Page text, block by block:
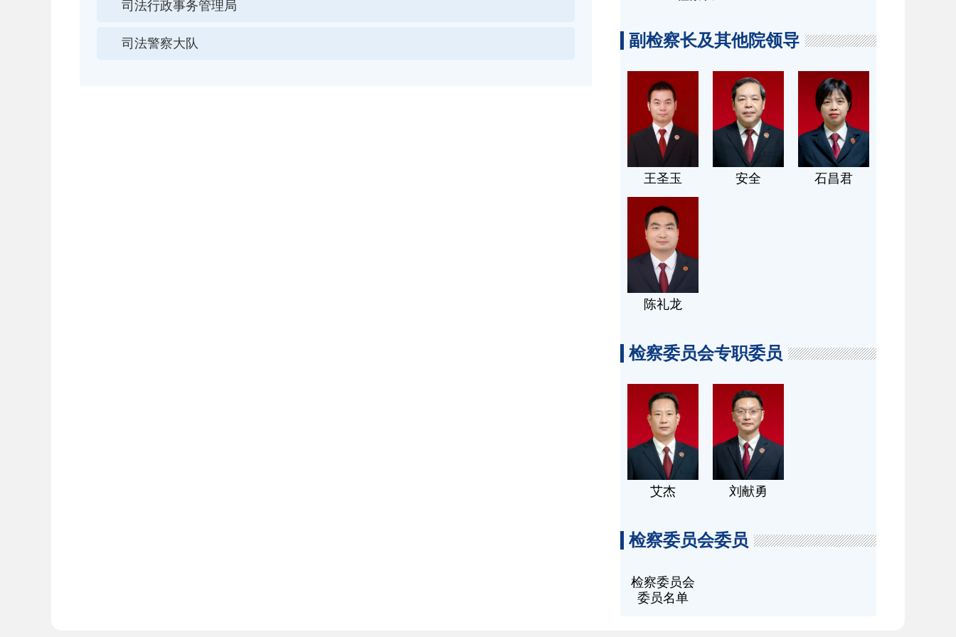
司法行政事务管理局
司法警察大队 副检察长及其他院领导
王圣玉 安全 石昌君
陈礼龙
检察委员会专职委员
艾杰 刘献勇
检察委员会委员
检察委员会
委员名单